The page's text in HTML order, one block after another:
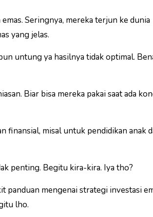
Seringnya, mereka terjun ke dunia
yang jelas.
untung ya hasilnya tidak optimal.
Biar bisa mereka pakai saat ada
finansial, misal untuk pendidikan anak
penting. Begitu kira-kira. Iya tho?
panduan mengenai strategi investasi
lho.